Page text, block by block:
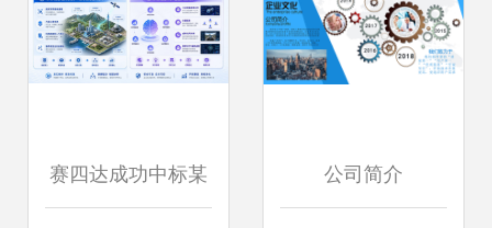
赛四达成功中标某 公司简介